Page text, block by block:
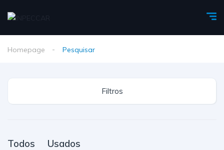
Homepage Pesquisar
Filtros
Todos Usados